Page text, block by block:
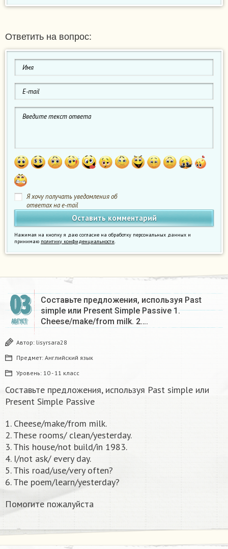
Ответить на вопрос:
Я хочу получать уведомления об
ответах на e-mail
Нажимая на кнопку я даю согласие на обработку персональных данных и
принимаю политику конфиденциальности.
03
АВГУСТ
Составьте предложения, используя Past
simple или Present Simple Passive 1.
Cheese/make/from milk. 2….
Автор: lisyrsara28
Предмет: Английский язык
Уровень: 10 - 11 класс
Составьте предложения, используя Past simple или
Present Simple Passive
1. Cheese/make/from milk.
2. These rooms/ clean/yesterday.
3. This house/not build/in 1983.
4. I/not ask/ every day.
5. This road/use/very often?
6. The poem/learn/yesterday?
Помогите пожалуйста ​